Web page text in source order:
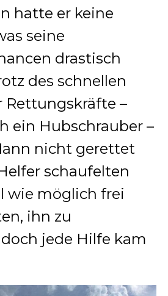
hatte er keine
seine
drastisch
des schnellen
Rettungskräfte –
ein Hubschrauber –
nicht gerettet
schaufelten
wie möglich frei
ihn zu
jede Hilfe kam